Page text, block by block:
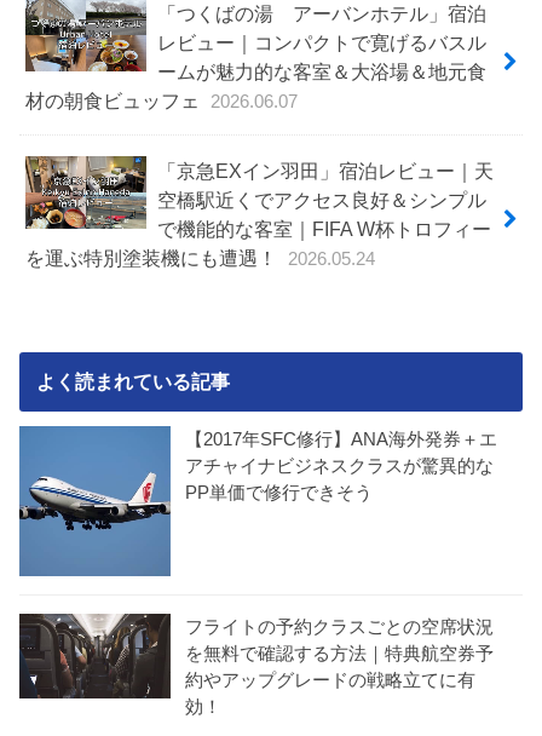
「つくばの湯 アーバンホテル」宿泊
レビュー｜コンパクトで寛げるバスル
ームが魅力的な客室＆大浴場＆地元食
材の朝食ビュッフェ
2026.06.07
「京急EXイン羽田」宿泊レビュー｜天
空橋駅近くでアクセス良好＆シンプル
で機能的な客室｜FIFA W杯トロフィー
を運ぶ特別塗装機にも遭遇！
2026.05.24
よく読まれている記事
【2017年SFC修行】ANA海外発券＋エ
アチャイナビジネスクラスが驚異的な
PP単価で修行できそう
フライトの予約クラスごとの空席状況
を無料で確認する方法｜特典航空券予
約やアップグレードの戦略立てに有
効！